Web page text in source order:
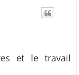
et le travail